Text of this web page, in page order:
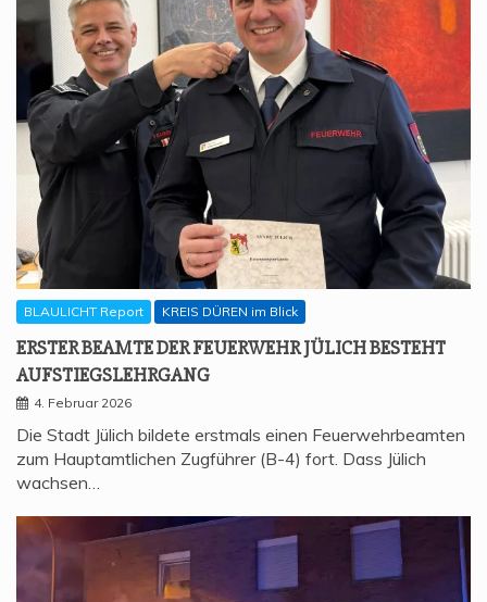
BLAULICHT Report KREIS DÜREN im Blick
ERS­TER BEAM­TE DER FEU­ER­WEHR JÜLICH BESTEHT
AUFSTIEGSLEHRGANG
4. Februar 2026
Die Stadt Jülich bildete erstmals einen Feuerwehrbeamten
zum Hauptamtlichen Zugführer (B-4) fort. Dass Jülich
wachsen…